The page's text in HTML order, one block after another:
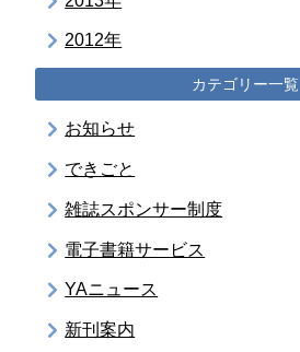
2012年
カテゴリー一覧
お知らせ
できごと
雑誌スポンサー制度
電子書籍サービス
YAニュース
新刊案内